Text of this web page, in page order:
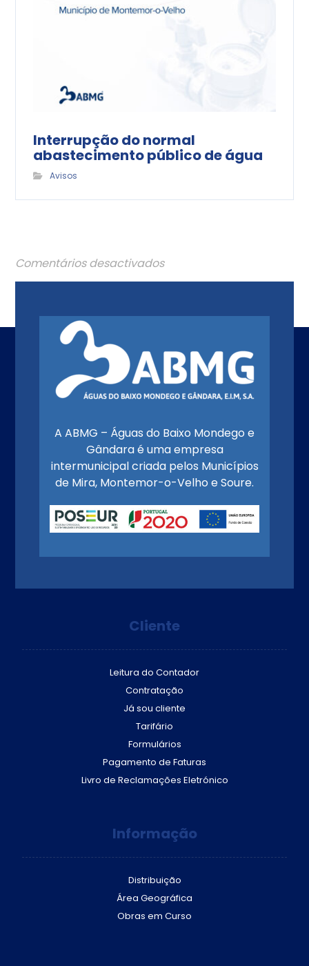
Interrupção do normal
abastecimento público de água
Avisos
Comentários desactivados
A ABMG – Águas do Baixo Mondego e
Gândara é uma empresa
intermunicipal criada pelos Municípios
de Mira, Montemor-o-Velho e Soure.
Cliente
Leitura do Contador
Contratação
Já sou cliente
Tarifário
Formulários
Pagamento de Faturas
Livro de Reclamações Eletrónico
Informação
Distribuição
Área Geográfica
Obras em Curso